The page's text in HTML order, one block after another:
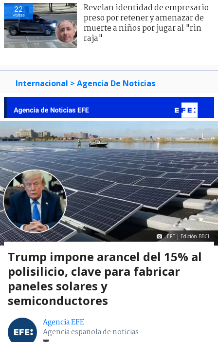
22
visitas
Revelan identidad de empresario
preso por retener y amenazar de
muerte a niños por jugar al "rin
raja"
Internacional > Agencia De Noticias
EFE | Edición BBCL
Trump impone arancel del 15% al
polisilicio, clave para fabricar
paneles solares y
semiconductores
Agencia EFE
Agencia española de noticias